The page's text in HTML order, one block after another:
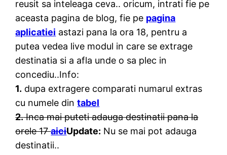
reusit sa inteleaga ceva.. oricum, intrati fie pe
aceasta pagina de blog, fie pe pagina
aplicatiei astazi pana la ora 18, pentru a
putea vedea live modul in care se extrage
destinatia si a afla unde o sa plec in
concediu..Info:
1. dupa extragere comparati numarul extras
cu numele dintabel
2.Inca mai puteti adauga destinatii pana la
orele 17aiciUpdate: Nu se mai pot adauga
destinatii..